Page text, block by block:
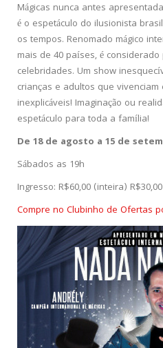
Mágicas nunca antes
é o espetáculo do ilusionista
os tempos. Renomado mágico
mais de 40 países, é
celebridades. Um show
crianças e adultos que vivenciam
inexplicáveis! Imaginação ou
espetáculo para toda a família!
De 18 de agosto a 15 de
Sábados as 19h
Ingresso: R$60,00 (inteira)
Compre no Clubinho de Ofertas